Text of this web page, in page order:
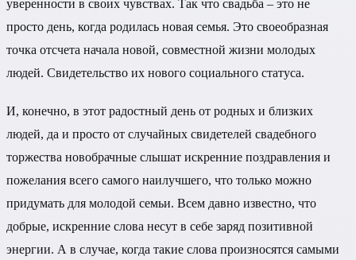
уверенности в своих чувствах. Так что свадьба – это не
просто день, когда родилась новая семья. Это своеобразная
точка отсчета начала новой, совместной жизни молодых
людей. Свидетельство их нового социального статуса.
И, конечно, в этот радостный день от родных и близких
людей, да и просто от случайных свидетелей свадебного
торжества новобрачные слышат искренние поздравления и
пожелания всего самого наилучшего, что только можно
придумать для молодой семьи. Всем давно известно, что
добрые, искренние слова несут в себе заряд позитивной
энергии. А в случае, когда такие слова произносятся самыми